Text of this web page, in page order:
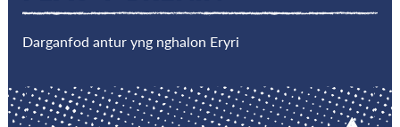
Darganfod antur yng nghalon Eryri